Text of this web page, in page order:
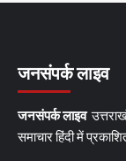
जनसंपर्क लाइव
जनसंपर्क लाइव
समाचार हिंदी में